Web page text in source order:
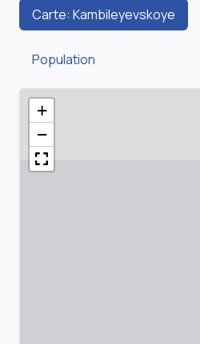
Carte: Kambileyevskoye
Population
+
−